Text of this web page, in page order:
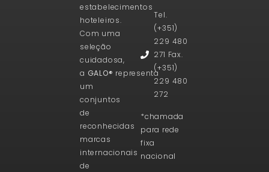
estabelecimentos
hoteleiros.
Com uma
seleção
cuidadosa,
a GALO® representa
um
conjuntos
de
reconhecidas
marcas
internacionais
de
Tel.
(+351)
229 480
271 Fax.
(+351)
229 480
272
*chamada
para rede
fixa
nacional